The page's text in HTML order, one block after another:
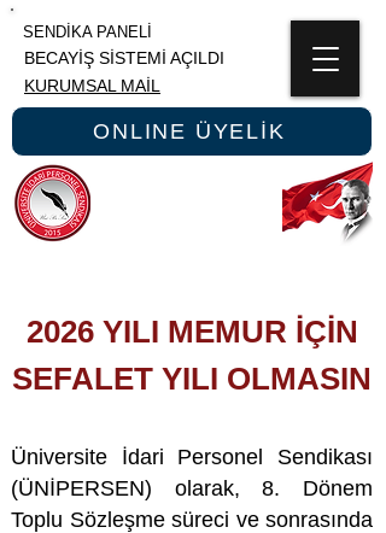
SENDİKA PANELİ
BECAYİŞ SİSTEMİ AÇILDI
KURUMSAL MAİL
ONLINE ÜYELİK
2026 YILI MEMUR İÇİN
SEFALET YILI OLMASIN
Üniversite İdari Personel Sendikası
(ÜNİPERSEN) olarak, 8. Dönem
Toplu Sözleşme süreci ve sonrasında